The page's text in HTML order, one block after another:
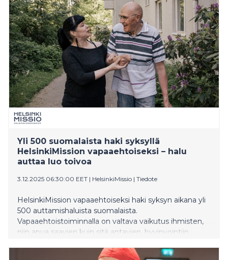
Yli 500 suomalaista haki syksyllä
HelsinkiMission vapaaehtoiseksi – halu
auttaa luo toivoa
3.12.2025 06:30:00 EET | HelsinkiMissio | Tiedote
HelsinkiMission vapaaehtoiseksi haki syksyn aikana yli
500 auttamishaluista suomalaista.
Vapaaehtoistoiminnalla on valtava vaikutus ihmisten,
niin apua saavien kuin sitä antavien, hyvinvointiin.